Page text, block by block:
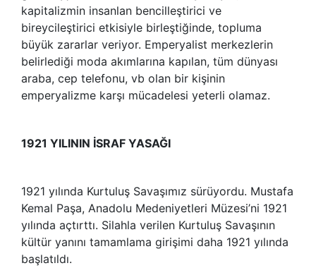
kapitalizmin insanlan bencilleştirici ve
bireycileştirici etkisiyle birleştiğinde, topluma
büyük zararlar veriyor. Emperyalist merkezlerin
belirlediği moda akımlarına kapılan, tüm dünyası
araba, cep telefonu, vb olan bir kişinin
emperyalizme karşı mücadelesi yeterli olamaz.
1921 YILININ İSRAF YASAĞI
1921 yılında Kurtuluş Savaşımız sürüyordu. Mustafa
Kemal Paşa, Anadolu Medeniyetleri Müzesi’ni 1921
yılında açtırttı. Silahla verilen Kurtuluş Savaşının
kültür yanını tamamlama girişimi daha 1921 yılında
başlatıldı.